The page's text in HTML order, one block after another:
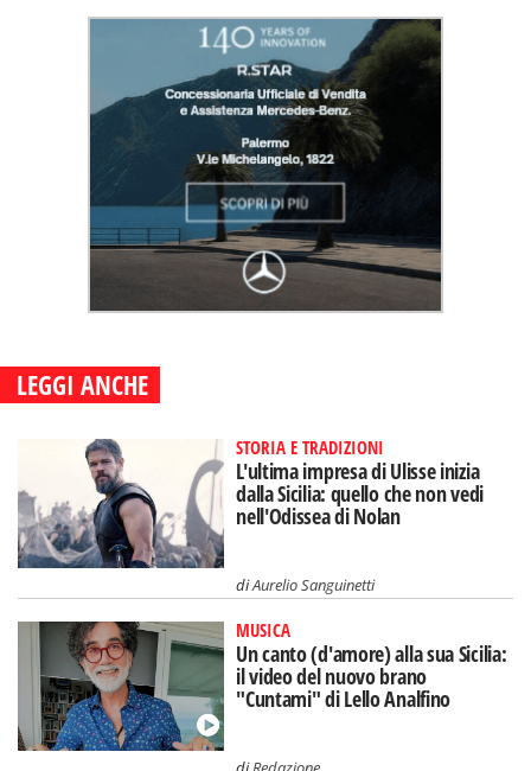
LEGGI ANCHE
STORIA E TRADIZIONI
L'ultima impresa di Ulisse inizia
dalla Sicilia: quello che non vedi
nell'Odissea di Nolan
diAurelio Sanguinetti
MUSICA
Un canto (d'amore) alla sua Sicilia:
il video del nuovo brano
"Cuntami" di Lello Analfino